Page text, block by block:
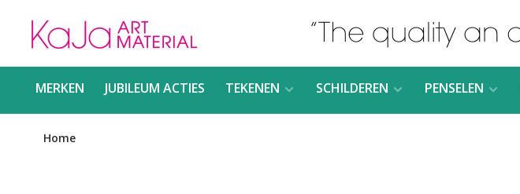
MERKEN JUBILEUM ACTIES TEKENEN SCHILDEREN PENSELEN
Home